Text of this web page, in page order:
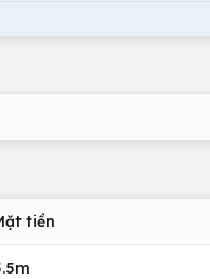
tiền